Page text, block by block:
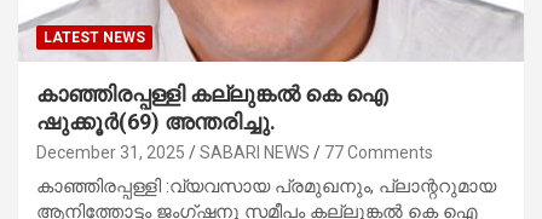
LATEST NEWS
കാഞ്ഞിരപ്പള്ളി കല്ലുങ്കൽ കെ ഐ
ഷുക്കൂർ(69) അന്തരിച്ചു.
December 31, 2025 SABARI NEWS 77 Comments
കാഞ്ഞിരപ്പള്ളി :വ്യവസായ പ്രമുഖനും, പ്ലാന്ററുമായ
ആനിത്തോട്ടം ജംഗ്ഷനു സമീപം കല്ലുങ്കൽ കെ ഐ